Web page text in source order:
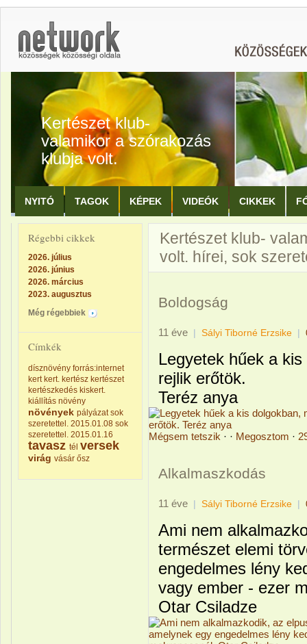
Kertészet klub-
valamikor a szórakozás
klubja volt.
NYITÓ TAGOK KÉPEK VIDEÓK CIKKEK
Régebbi cikkek
2026. július
2026. június
2026. március
2023. augusztus
Még régebbiek
Címkék
dísznövény forrás:internet
kert kert. kertész kertészet
kertészkedés kiskert.
kiállítás növény
növények pályázat sok
szeretettel. 2015.01.08 sok
szeretettel. 2015.01.16
tavasz tél versek
virág vásár ősz
Kertészet klub-
volt. hírei, sok
Boldogság
11 éve | Sályi Tiborné Erzsike |
Legyetek hűek a
rejlik erőtök.
Teréz anya
Mégsem tetszik · · Megosztom ·
Alkalmaszkodás
11 éve | Sályi Tiborné Erzsike |
Ami nem
természet elemi
engedelmes lény
vagy ember - ezer
Otar Csiladze